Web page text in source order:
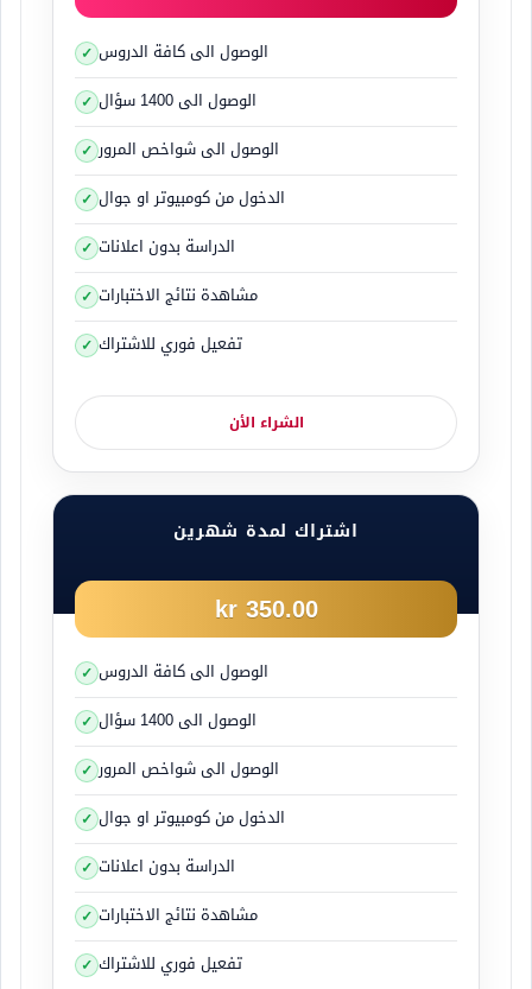
الوصول الى كافة الدروس
الوصول الى 1400 سؤال
الوصول الى شواخص المرور
الدخول من كومبيوتر او جوال
الدراسة بدون اعلانات
مشاهدة نتائج الاختبارات
تفعيل فوري للاشتراك
الشراء الأن
اشتراك لمدة شهرين
350.00 kr
الوصول الى كافة الدروس
الوصول الى 1400 سؤال
الوصول الى شواخص المرور
الدخول من كومبيوتر او جوال
الدراسة بدون اعلانات
مشاهدة نتائج الاختبارات
تفعيل فوري للاشتراك